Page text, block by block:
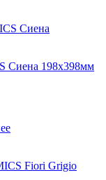
Сиена 198x398мм